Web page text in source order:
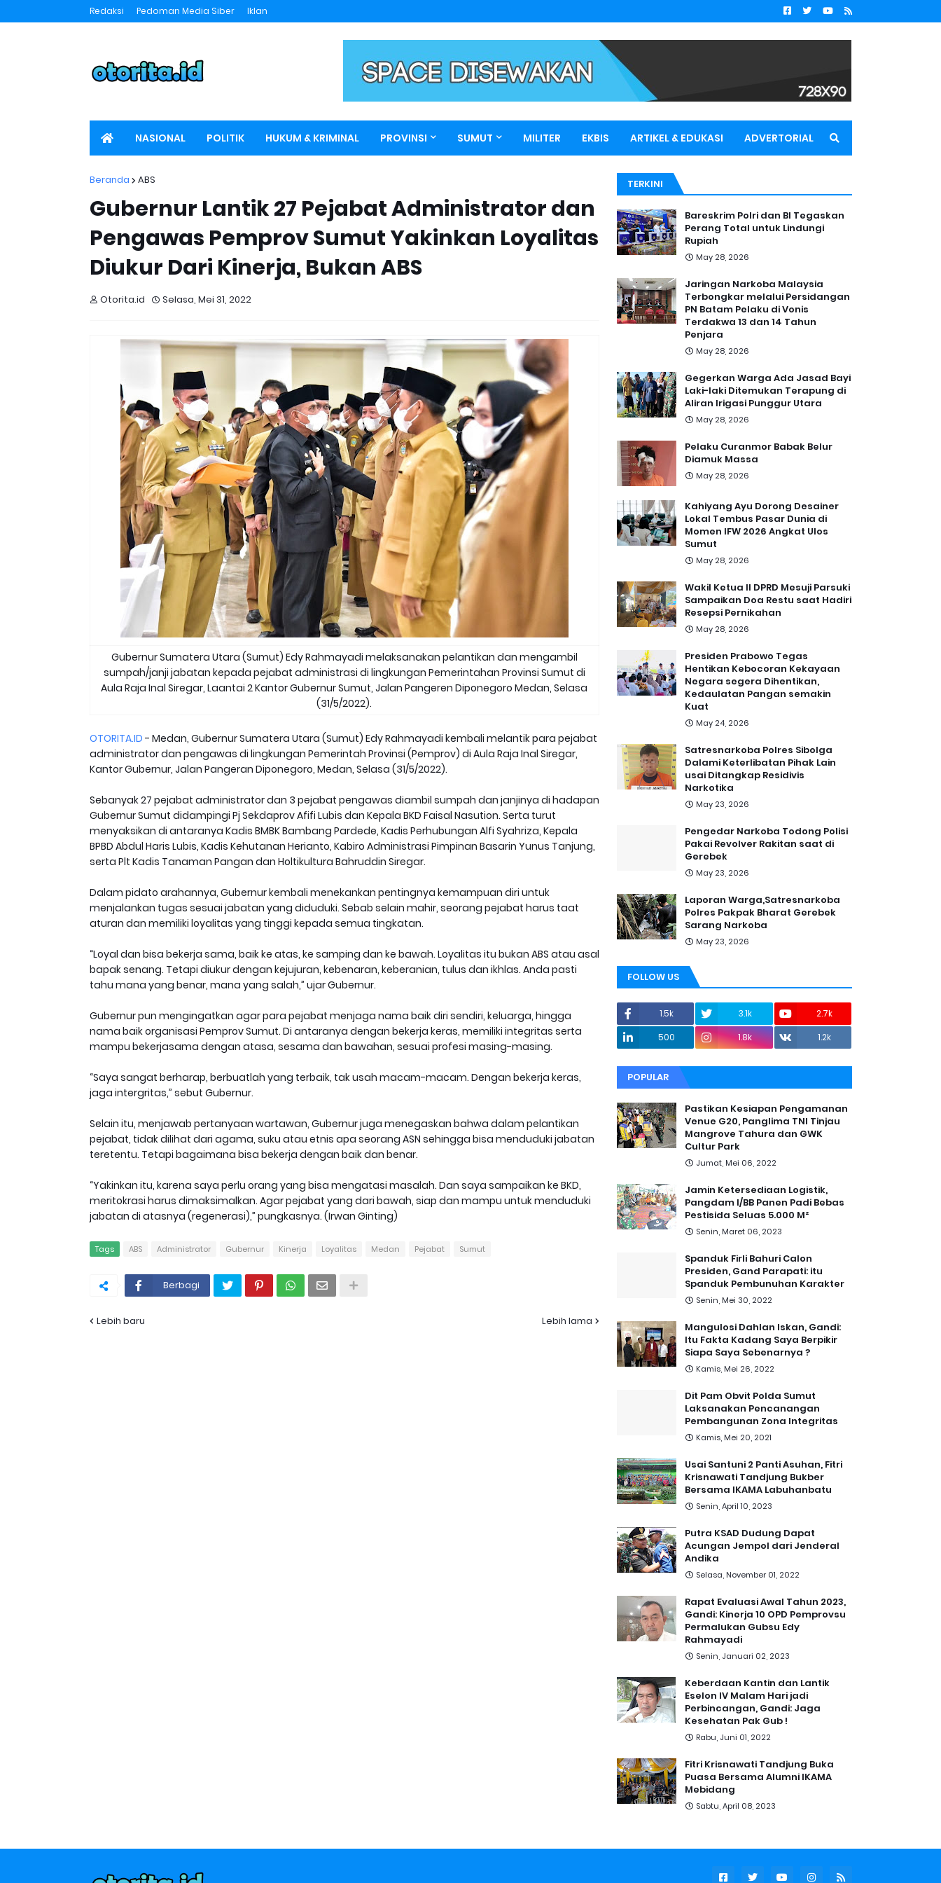
Redaksi Pedoman Media Siber Iklan
NASIONAL POLITIK HUKUM & KRIMINAL PROVINSI SUMUT MILITER EKBIS ARTIKEL & EDUKASI ADVERTORIAL
SPORT
Beranda ABS
Gubernur Lantik 27 Pejabat Administrator dan
Pengawas Pemprov Sumut Yakinkan Loyalitas
Diukur Dari Kinerja, Bukan ABS
Otorita.id Selasa, Mei 31, 2022
Gubernur Sumatera Utara (Sumut) Edy Rahmayadi melaksanakan pelantikan dan mengambil
sumpah/janji jabatan kepada pejabat administrasi di lingkungan Pemerintahan Provinsi Sumut di
Aula Raja Inal Siregar, Laantai 2 Kantor Gubernur Sumut, Jalan Pangeren Diponegoro Medan, Selasa
(31/5/2022).
OTORITA.ID - Medan, Gubernur Sumatera Utara (Sumut) Edy Rahmayadi kembali melantik para pejabat
administrator dan pengawas di lingkungan Pemerintah Provinsi (Pemprov) di Aula Raja Inal Siregar,
Kantor Gubernur, Jalan Pangeran Diponegoro, Medan, Selasa (31/5/2022).
Sebanyak 27 pejabat administrator dan 3 pejabat pengawas diambil sumpah dan janjinya di hadapan
Gubernur Sumut didampingi Pj Sekdaprov Afifi Lubis dan Kepala BKD Faisal Nasution. Serta turut
menyaksikan di antaranya Kadis BMBK Bambang Pardede, Kadis Perhubungan Alfi Syahriza, Kepala
BPBD Abdul Haris Lubis, Kadis Kehutanan Herianto, Kabiro Administrasi Pimpinan Basarin Yunus Tanjung,
serta Plt Kadis Tanaman Pangan dan Holtikultura Bahruddin Siregar.
Dalam pidato arahannya, Gubernur kembali menekankan pentingnya kemampuan diri untuk
menjalankan tugas sesuai jabatan yang diduduki. Sebab selain mahir, seorang pejabat harus taat
aturan dan memiliki loyalitas yang tinggi kepada semua tingkatan.
“Loyal dan bisa bekerja sama, baik ke atas, ke samping dan ke bawah. Loyalitas itu bukan ABS atau asal
bapak senang. Tetapi diukur dengan kejujuran, kebenaran, keberanian, tulus dan ikhlas. Anda pasti
tahu mana yang benar, mana yang salah,” ujar Gubernur.
Gubernur pun mengingatkan agar para pejabat menjaga nama baik diri sendiri, keluarga, hingga
nama baik organisasi Pemprov Sumut. Di antaranya dengan bekerja keras, memiliki integritas serta
mampu bekerjasama dengan atasa, sesama dan bawahan, sesuai profesi masing-masing.
“Saya sangat berharap, berbuatlah yang terbaik, tak usah macam-macam. Dengan bekerja keras,
jaga intergritas,” sebut Gubernur.
Selain itu, menjawab pertanyaan wartawan, Gubernur juga menegaskan bahwa dalam pelantikan
pejabat, tidak dilihat dari agama, suku atau etnis apa seorang ASN sehingga bisa menduduki jabatan
teretentu. Tetapi bagaimana bisa bekerja dengan baik dan benar.
“Yakinkan itu, karena saya perlu orang yang bisa mengatasi masalah. Dan saya sampaikan ke BKD,
meritokrasi harus dimaksimalkan. Agar pejabat yang dari bawah, siap dan mampu untuk menduduki
jabatan di atasnya (regenerasi),” pungkasnya. (Irwan Ginting)
Tags ABS Administrator Gubernur Kinerja Loyalitas Medan Pejabat Sumut
Berbagi
Lebih baru Lebih lama
TERKINI
Bareskrim Polri dan BI Tegaskan
Perang Total untuk Lindungi
Rupiah
May 28, 2026
Jaringan Narkoba Malaysia
Terbongkar melalui Persidangan
PN Batam Pelaku di Vonis
Terdakwa 13 dan 14 Tahun
Penjara
May 28, 2026
Gegerkan Warga Ada Jasad Bayi
Laki-laki Ditemukan Terapung di
Aliran Irigasi Punggur Utara
May 28, 2026
Pelaku Curanmor Babak Belur
Diamuk Massa
May 28, 2026
Kahiyang Ayu Dorong Desainer
Lokal Tembus Pasar Dunia di
Momen IFW 2026 Angkat Ulos
Sumut
May 28, 2026
Wakil Ketua II DPRD Mesuji Parsuki
Sampaikan Doa Restu saat Hadiri
Resepsi Pernikahan
May 28, 2026
Presiden Prabowo Tegas
Hentikan Kebocoran Kekayaan
Negara segera Dihentikan,
Kedaulatan Pangan semakin
Kuat
May 24, 2026
Satresnarkoba Polres Sibolga
Dalami Keterlibatan Pihak Lain
usai Ditangkap Residivis
Narkotika
May 23, 2026
Pengedar Narkoba Todong Polisi
Pakai Revolver Rakitan saat di
Gerebek
May 23, 2026
Laporan Warga,Satresnarkoba
Polres Pakpak Bharat Gerebek
Sarang Narkoba
May 23, 2026
FOLLOW US
1.5k 3.1k
2.7k
500
1.8k 1.2k
POPULAR
Pastikan Kesiapan Pengamanan
Venue G20, Panglima TNI Tinjau
Mangrove Tahura dan GWK
Cultur Park
Jumat, Mei 06, 2022
Jamin Ketersediaan Logistik,
Pangdam I/BB Panen Padi Bebas
Pestisida Seluas 5.000 M²
Senin, Maret 06, 2023
Spanduk Firli Bahuri Calon
Presiden, Gand Parapati: itu
Spanduk Pembunuhan Karakter
Senin, Mei 30, 2022
Mangulosi Dahlan Iskan, Gandi:
Itu Fakta Kadang Saya Berpikir
Siapa Saya Sebenarnya ?
Kamis, Mei 26, 2022
Dit Pam Obvit Polda Sumut
Laksanakan Pencanangan
Pembangunan Zona Integritas
Kamis, Mei 20, 2021
Usai Santuni 2 Panti Asuhan, Fitri
Krisnawati Tandjung Bukber
Bersama IKAMA Labuhanbatu
Senin, April 10, 2023
Putra KSAD Dudung Dapat
Acungan Jempol dari Jenderal
Andika
Selasa, November 01, 2022
Rapat Evaluasi Awal Tahun 2023,
Gandi: Kinerja 10 OPD Pemprovsu
Permalukan Gubsu Edy
Rahmayadi
Senin, Januari 02, 2023
Keberdaan Kantin dan Lantik
Eselon IV Malam Hari jadi
Perbincangan, Gandi: Jaga
Kesehatan Pak Gub !
Rabu, Juni 01, 2022
Fitri Krisnawati Tandjung Buka
Puasa Bersama Alumni IKAMA
Mebidang
Sabtu, April 08, 2023